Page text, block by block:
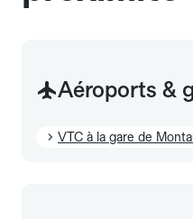
Aéroports &
VTC à la gare de